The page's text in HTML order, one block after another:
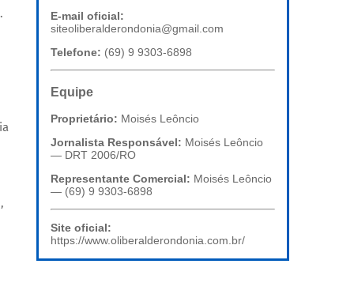
E-mail oficial:
siteoliberalderondonia@gmail.com
Telefone: (69) 9 9303-6898
Equipe
Proprietário: Moisés Leôncio
Jornalista Responsável: Moisés Leôncio
— DRT 2006/RO
Representante Comercial: Moisés Leôncio
— (69) 9 9303-6898
Site oficial:
https://www.oliberalderondonia.com.br/